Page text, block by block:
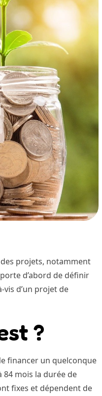
projets, notamment
d’abord de définir
d’un projet de
?
financer un quelconque
84 mois la durée de
fixes et dépendent de